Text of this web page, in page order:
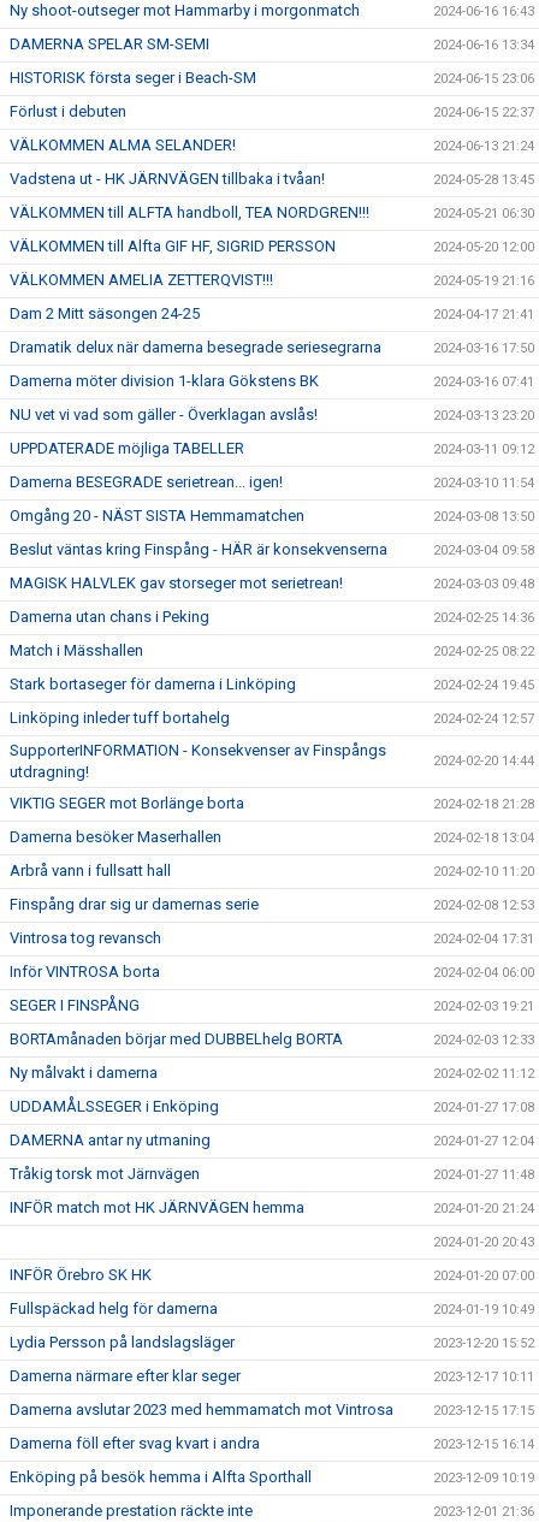
Ny shoot-outseger mot Hammarby i morgonmatch 2024-06-16 16:43
DAMERNA SPELAR SM-SEMI 2024-06-16 13:34
HISTORISK första seger i Beach-SM 2024-06-15 23:06
Förlust i debuten 2024-06-15 22:37
VÄLKOMMEN ALMA SELANDER! 2024-06-13 21:24
Vadstena ut - HK JÄRNVÄGEN tillbaka i tvåan! 2024-05-28 13:45
VÄLKOMMEN till ALFTA handboll, TEA NORDGREN!!! 2024-05-21 06:30
VÄLKOMMEN till Alfta GIF HF, SIGRID PERSSON 2024-05-20 12:00
VÄLKOMMEN AMELIA ZETTERQVIST!!! 2024-05-19 21:16
Dam 2 Mitt säsongen 24-25 2024-04-17 21:41
Dramatik delux när damerna besegrade seriesegrarna 2024-03-16 17:50
Damerna möter division 1-klara Gökstens BK 2024-03-16 07:41
NU vet vi vad som gäller - Överklagan avslås! 2024-03-13 23:20
UPPDATERADE möjliga TABELLER 2024-03-11 09:12
Damerna BESEGRADE serietrean... igen! 2024-03-10 11:54
Omgång 20 - NÄST SISTA Hemmamatchen 2024-03-08 13:50
Beslut väntas kring Finspång - HÄR är konsekvenserna 2024-03-04 09:58
MAGISK HALVLEK gav storseger mot serietrean! 2024-03-03 09:48
Damerna utan chans i Peking 2024-02-25 14:36
Match i Mässhallen 2024-02-25 08:22
Stark bortaseger för damerna i Linköping 2024-02-24 19:45
Linköping inleder tuff bortahelg 2024-02-24 12:57
SupporterINFORMATION - Konsekvenser av Finspångs
utdragning!
2024-02-20 14:44
VIKTIG SEGER mot Borlänge borta 2024-02-18 21:28
Damerna besöker Maserhallen 2024-02-18 13:04
Arbrå vann i fullsatt hall 2024-02-10 11:20
Finspång drar sig ur damernas serie 2024-02-08 12:53
Vintrosa tog revansch 2024-02-04 17:31
Inför VINTROSA borta 2024-02-04 06:00
SEGER I FINSPÅNG 2024-02-03 19:21
BORTAmånaden börjar med DUBBELhelg BORTA 2024-02-03 12:33
Ny målvakt i damerna 2024-02-02 11:12
UDDAMÅLSSEGER i Enköping 2024-01-27 17:08
DAMERNA antar ny utmaning 2024-01-27 12:04
Tråkig torsk mot Järnvägen 2024-01-27 11:48
INFÖR match mot HK JÄRNVÄGEN hemma 2024-01-20 21:24
2024-01-20 20:43
INFÖR Örebro SK HK 2024-01-20 07:00
Fullspäckad helg för damerna 2024-01-19 10:49
Lydia Persson på landslagsläger 2023-12-20 15:52
Damerna närmare efter klar seger 2023-12-17 10:11
Damerna avslutar 2023 med hemmamatch mot Vintrosa 2023-12-15 17:15
Damerna föll efter svag kvart i andra 2023-12-15 16:14
Enköping på besök hemma i Alfta Sporthall 2023-12-09 10:19
Imponerande prestation räckte inte 2023-12-01 21:36